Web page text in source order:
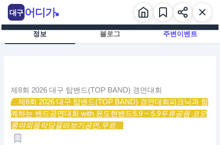
츠
정보 블로그 주변이벤트
제8회 2026 대구 탑밴드(TOP BAND) 경연대회
제8회 2026 대구 탑밴드(TOP BAND) 경연대회 피크닉과 함
께하는 밴드공연대회 with 윤도현밴드5.9 ~ 5.9두류공원 코오
롱야외음악당골라보기공연,무료
대구 어디가